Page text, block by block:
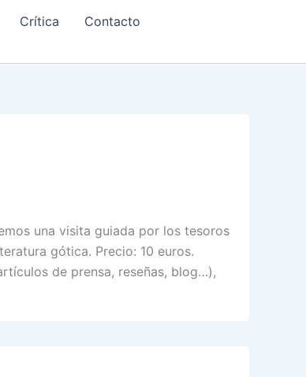
Crítica
Contacto
una visita guiada por los tesoros
gótica. Precio: 10 euros.
de prensa, reseñas, blog…),